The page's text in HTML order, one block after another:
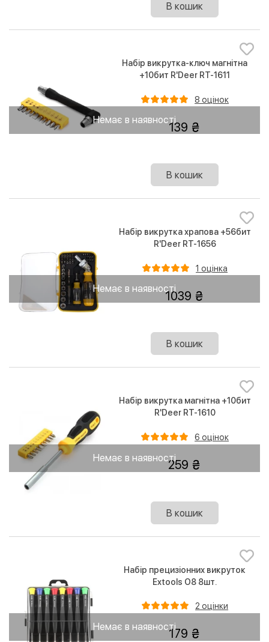
В кошик
Немає в наявності
Набір викрутка-ключ магнітна
+10бит R'Deer RT-1611
8 оцінок
139
В кошик
Немає в наявності
Набір викрутка храпова +56бит
R'Deer RT-1656
1 оцінка
1039
В кошик
Немає в наявності
Набір викрутка магнітна +10бит
R'Deer RT-1610
6 оцінок
259
В кошик
Немає в наявності
Набір прецизіонних викруток
Extools O8 8шт.
2 оцінки
179